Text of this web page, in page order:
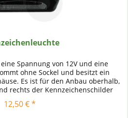
Spannung von 12V und eine
ohne Sockel und besitzt ein
Es ist für den Anbau oberhalb,
rechts der Kennzeichenschilder
vorgesehen.
12,50 € *